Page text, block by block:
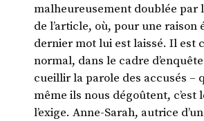
malheureusement doublée par
de l’article, où, pour une raison
dernier mot lui est laissé. Il est
normal, dans le cadre
cueillir la parole des accusés –
même ils nous dégoûtent, c’est
l’exige. Anne-Sarah, autrice